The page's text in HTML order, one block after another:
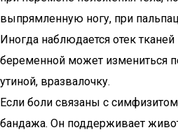
выпрямленную ногу, при
Иногда наблюдается отек тканей
беременной может измениться
утиной, вразвалочку.
Если боли связаны с
бандажа. Он поддерживает